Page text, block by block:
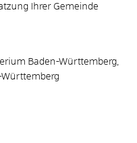
Ihrer Gemeinde
Baden-Württemberg,